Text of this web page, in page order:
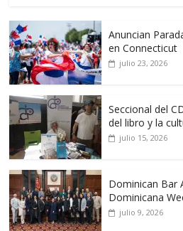
Anuncian
en Connecticut
julio 23, 2026
Seccional del
del libro y la
julio 15, 2026
Dominican Bar
Dominicana
julio 9, 2026